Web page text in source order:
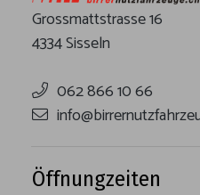
Grossmattstrasse 16
4334 Sisseln
062 866 10 66
Öffnungzeiten